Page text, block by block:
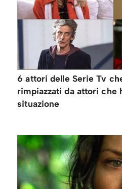
6 attori delle Serie Tv
rimpiazzati da attori che
situazione